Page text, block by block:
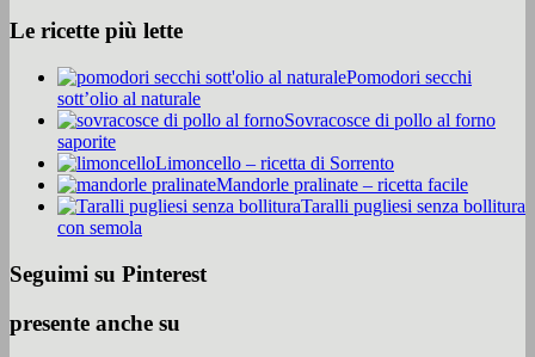
Le ricette più lette
Pomodori secchi
sott’olio al naturale
Sovracosce di pollo al forno
saporite
Limoncello – ricetta di Sorrento
Mandorle pralinate – ricetta facile
Taralli pugliesi senza bollitura
con semola
Seguimi su Pinterest
presente anche su